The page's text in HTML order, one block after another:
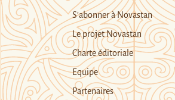
S’abonner à Novastan
Le projet Novastan
Charte éditoriale
Equipe
Partenaires